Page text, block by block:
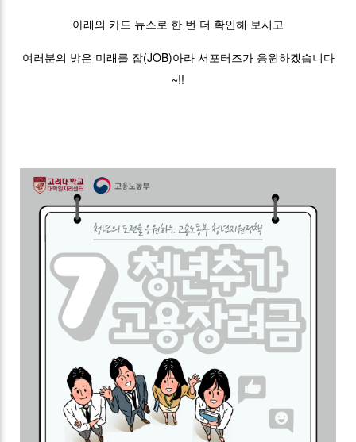
아래의 카드 뉴스로 한 번 더 확인해 보시고
여러분의 밝은 미래를 잡(JOB)아라 서포터즈가 응원하겠습니다
~!!